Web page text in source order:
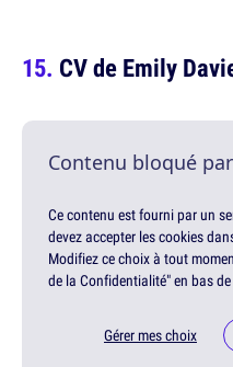
CV de Emily
Contenu bloqué
Ce contenu est fourni par un
devez accepter les cookies
Modifiez ce choix à tout
de la Confidentialité" en bas
Gérer mes choix